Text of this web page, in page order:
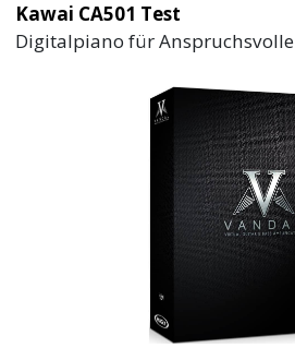
Kawai CA501 Test
Digitalpiano für Anspruchsvolle